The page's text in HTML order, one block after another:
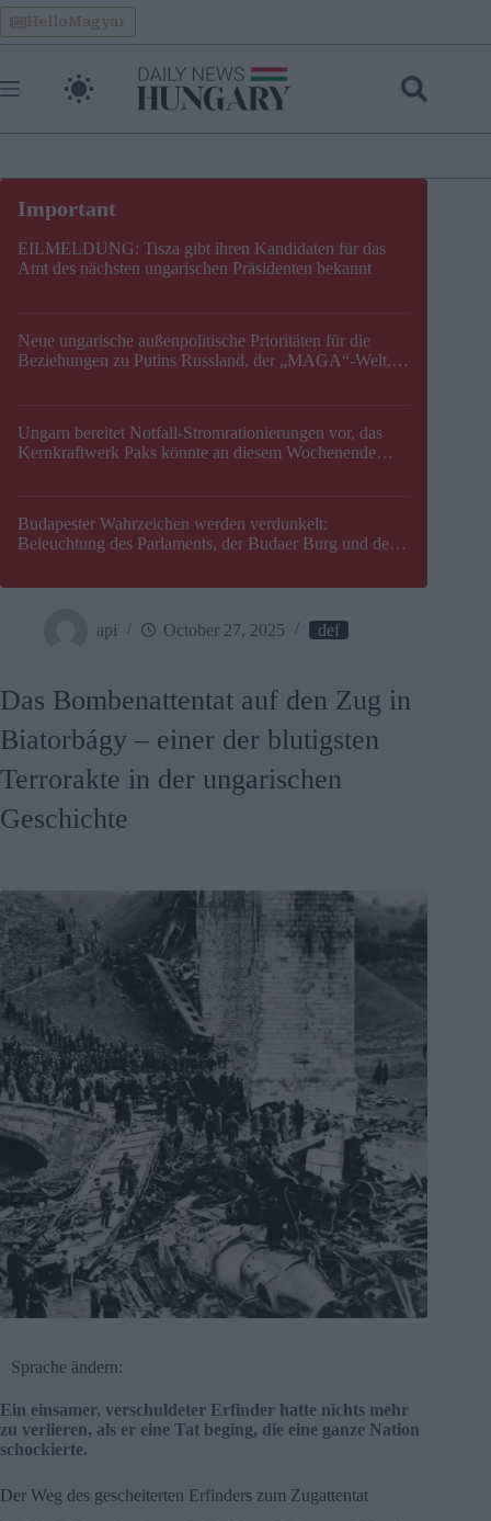
Skip
to
content
HelloMagyar
EILMELDUNG: Tisza gibt ihren Kandidaten für das
Amt des nächsten ungarischen Präsidenten bekannt
Neue ungarische außenpolitische Prioritäten für die
Beziehungen zu Putins Russland, der „MAGA“-Welt,
Ungarn bereitet Notfall-Stromrationierungen vor, das
Kernkraftwerk Paks könnte an diesem Wochenende
Budapester Wahrzeichen werden verdunkelt:
Beleuchtung des Parlaments, der Budaer Burg und der
api October 27, 2025 def
Das Bombenattentat auf den Zug in
Biatorbágy – einer der blutigsten
Terrorakte in der ungarischen
Geschichte
Sprache ändern:
Ein einsamer, verschuldeter Erfinder hatte nichts mehr
zu verlieren, als er eine Tat beging, die eine ganze Nation
schockierte.
Der Weg des gescheiterten Erfinders zum Zugattentat